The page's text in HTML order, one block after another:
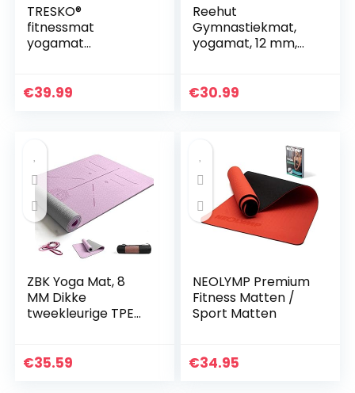
TRESKO®
fitnessmat
yogamat
185 x 60 cm of 190 x
€39.99
Reehut
Gymnastiekmat,
yogamat, 12 mm,
ber), met
€30.99
ZBK Yoga Mat, 8
MM Dikke
tweekleurige TPE
Mat, Verbreed En
€35.59
NEOLYMP Premium
Fitness Matten /
Sport Matten
€34.95